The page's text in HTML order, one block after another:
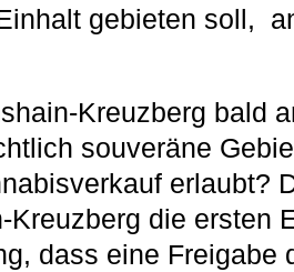
gebieten soll,
Kreuzberg bald
souveräne
erlaubt?
Kreuzberg die ersten
dass eine Freigabe